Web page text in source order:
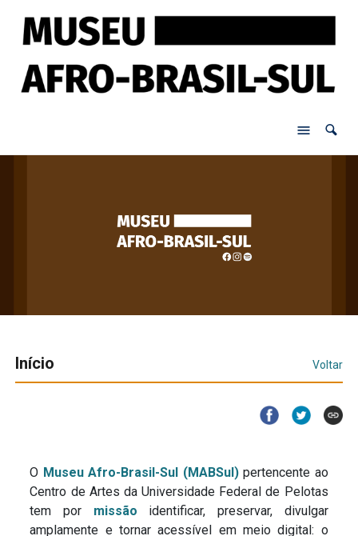
Início Voltar
O Museu Afro-Brasil-Sul (MABSul)pertencente ao
Centro de Artes da Universidade Federal de Pelotas
tem por missão identificar, preservar, divulgar
amplamente e tornar acessível em meio digital: o